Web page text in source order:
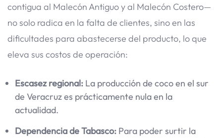
contigua al Malecón Antiguo y al Malecón Costero—
no solo radica en la falta de clientes, sino en las
dificultades para abastecerse del producto, lo que
eleva sus costos de operación:
Escasez regional: La producción de coco en el sur
de Veracruz es prácticamente nula en la
actualidad.
Dependencia de Tabasco: Para poder surtir la